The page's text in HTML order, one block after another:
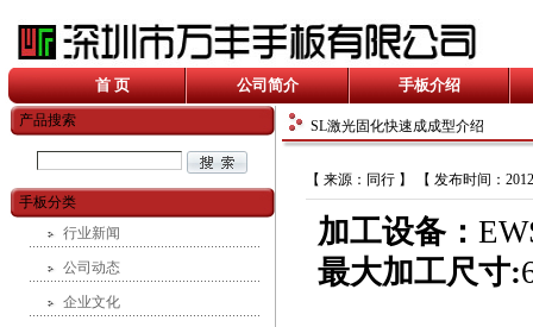
首 页 公司简介 手板介绍
SL激光固化快速成成型介绍
【 来源：同行 】 【 发布时间：
加工设备：
最大加工尺寸:
产品搜索
手板分类
行业新闻
公司动态
企业文化